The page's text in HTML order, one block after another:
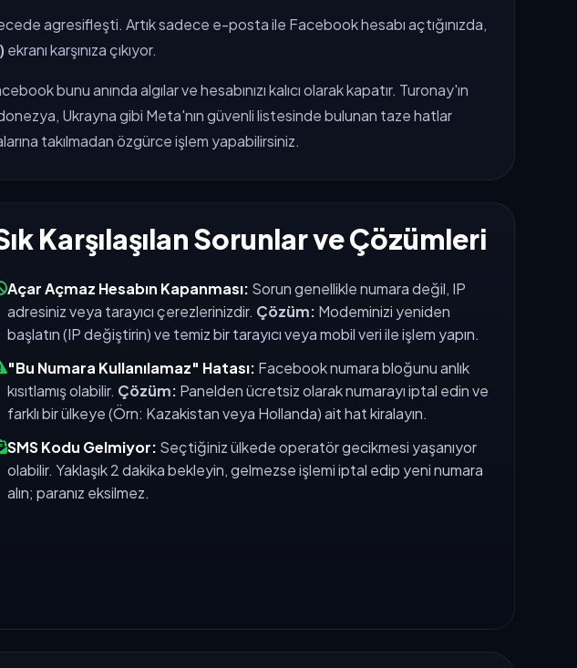
agresifleşti. Artık sadece e-posta ile Facebook hesabı açtığınızda,
ekranı karşınıza çıkıyor.
bunu anında algılar ve hesabınızı kalıcı olarak kapatır. Turonay'ın
Ukrayna gibi Meta'nın güvenli listesinde bulunan taze hatlar
takılmadan özgürce işlem yapabilirsiniz.
Karşılaşılan Sorunlar ve Çözümleri
Açar Açmaz Hesabın Kapanması: Sorun genellikle numara değil, IP
adresiniz veya tarayıcı çerezlerinizdir. Çözüm: Modeminizi yeniden
başlatın (IP değiştirin) ve temiz bir tarayıcı veya mobil veri ile işlem yapın.
"Bu Numara Kullanılamaz" Hatası: Facebook numara bloğunu anlık
kısıtlamış olabilir. Çözüm: Panelden ücretsiz olarak numarayı iptal edin ve
farklı bir ülkeye (Örn: Kazakistan veya Hollanda) ait hat kiralayın.
SMS Kodu Gelmiyor: Seçtiğiniz ülkede operatör gecikmesi yaşanıyor
olabilir. Yaklaşık 2 dakika bekleyin, gelmezse işlemi iptal edip yeni numara
alın; paranız eksilmez.